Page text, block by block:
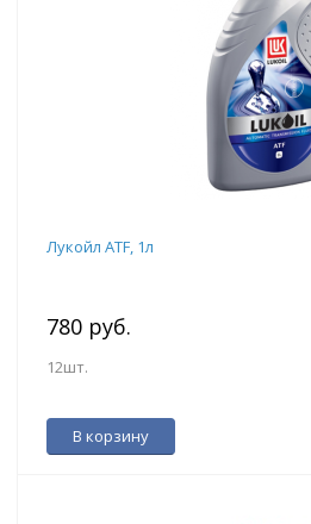
Лукойл ATF, 1л
780 руб.
12шт.
В корзину